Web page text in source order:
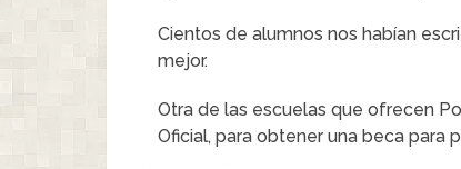
Cientos de alumnos nos habían
mejor.
Otra de las escuelas que ofrecen
Oficial, para obtener una beca para